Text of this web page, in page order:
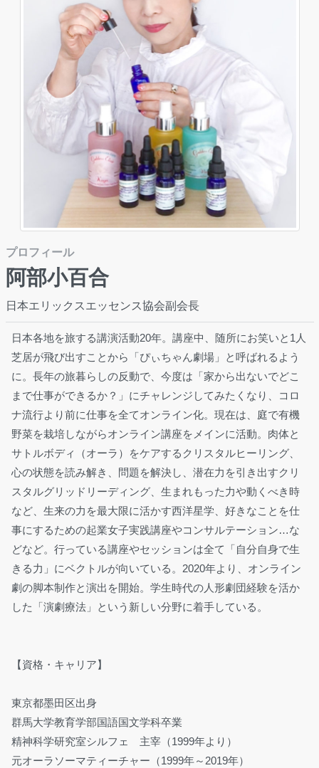
プロフィール
阿部小百合
日本エリックスエッセンス協会副会長
日本各地を旅する講演活動20年。講座中、随所にお笑いと1人
芝居が飛び出すことから「ぴぃちゃん劇場」と呼ばれるよう
に。長年の旅暮らしの反動で、今度は「家から出ないでどこ
まで仕事ができるか？」にチャレンジしてみたくなり、コロ
ナ流行より前に仕事を全てオンライン化。現在は、庭で有機
野菜を栽培しながらオンライン講座をメインに活動。肉体と
サトルボディ（オーラ）をケアするクリスタルヒーリング、
心の状態を読み解き、問題を解決し、潜在力を引き出すクリ
スタルグリッドリーディング、生まれもった力や動くべき時
など、生来の力を最大限に活かす西洋星学、好きなことを仕
事にするための起業女子実践講座やコンサルテーション…な
どなど。行っている講座やセッションは全て「自分自身で生
きる力」にベクトルが向いている。2020年より、オンライン
劇の脚本制作と演出を開始。学生時代の人形劇団経験を活か
した「演劇療法」という新しい分野に着手している。
【資格・キャリア】
東京都墨田区出身
群馬大学教育学部国語国文学科卒業
精神科学研究室シルフェ 主宰（1999年より）
元オーラソーマティーチャー（1999年～2019年）